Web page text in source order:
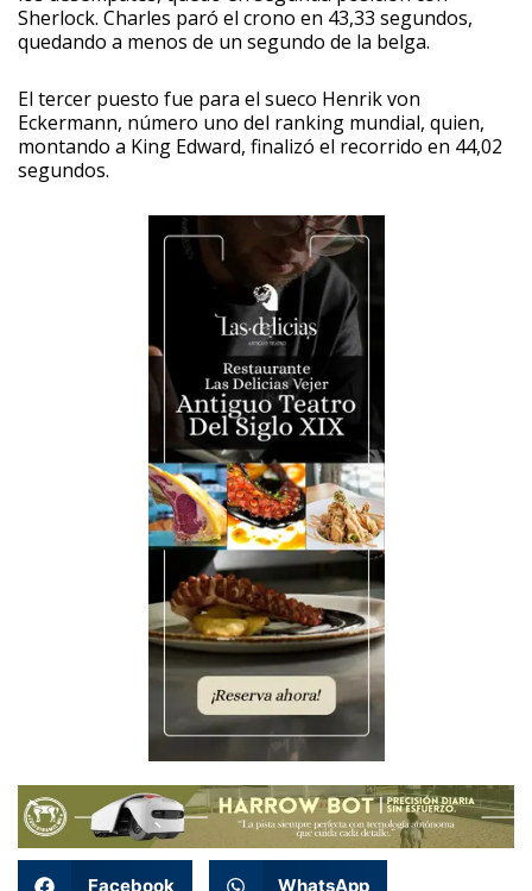
Sherlock. Charles paró el crono en 43,33 segundos,
quedando a menos de un segundo de la belga.
El tercer puesto fue para el sueco Henrik von
Eckermann, número uno del ranking mundial, quien,
montando a King Edward, finalizó el recorrido en 44,02
segundos.
Facebook WhatsApp